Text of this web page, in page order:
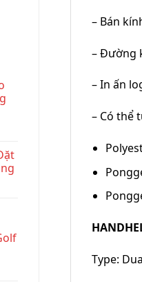
– Bán
– Đường
– In ấn
– Có thể
Type: